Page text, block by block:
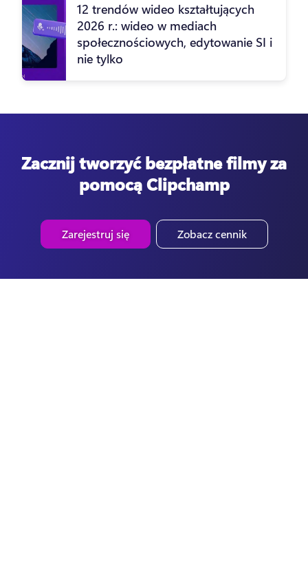
12 trendów wideo kształtujących
2026 r.: wideo w mediach
społecznościowych, edytowanie SI i
nie tylko
Zacznij tworzyć bezpłatne filmy za
pomocą Clipchamp
Zarejestruj się Zobacz cennik